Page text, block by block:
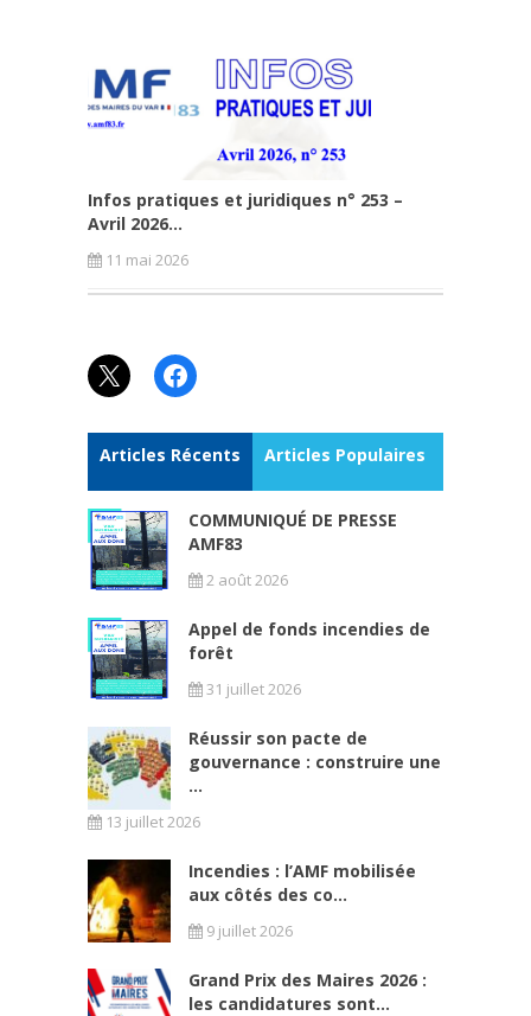
Infos pratiques et juridiques n° 253 –
Avril 2026...
11 mai 2026
X Facebook
Articles Récents Articles Populaires
COMMUNIQUÉ DE PRESSE
AMF83
2 août 2026
Appel de fonds incendies de
forêt
31 juillet 2026
Réussir son pacte de
gouvernance : construire une
...
13 juillet 2026
Incendies : l’AMF mobilisée
aux côtés des co...
9 juillet 2026
Grand Prix des Maires 2026 :
les candidatures sont...